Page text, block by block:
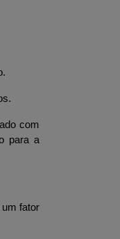
com
para a
fator